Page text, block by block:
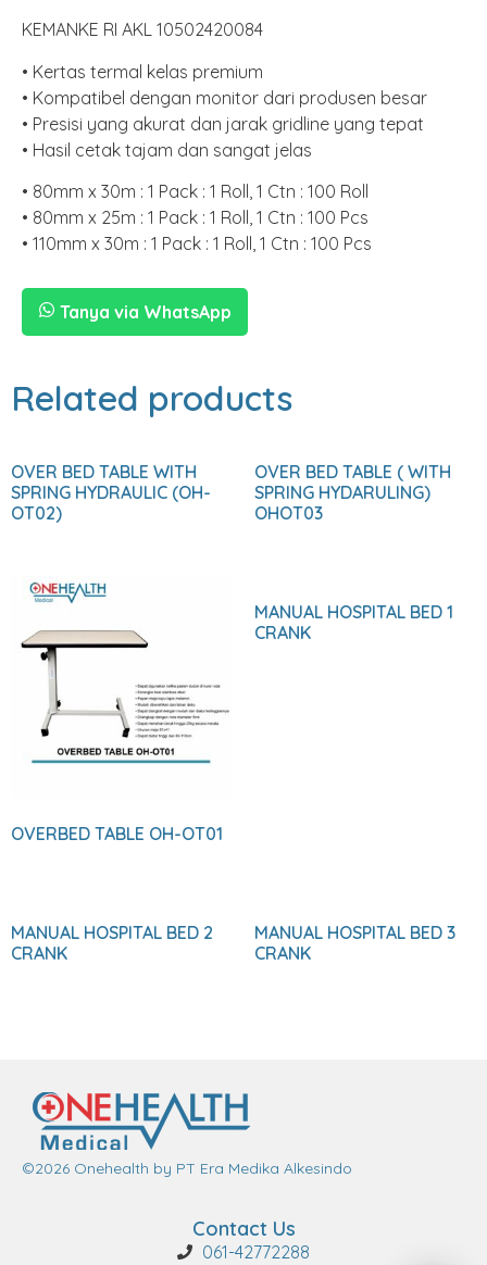
KEMANKE RI AKL 10502420084
• Kertas termal kelas premium
• Kompatibel dengan monitor dari produsen besar
• Presisi yang akurat dan jarak gridline yang tepat
• Hasil cetak tajam dan sangat jelas
• 80mm x 30m : 1 Pack : 1 Roll, 1 Ctn : 100 Roll
• 80mm x 25m : 1 Pack : 1 Roll, 1 Ctn : 100 Pcs
• 110mm x 30m : 1 Pack : 1 Roll, 1 Ctn : 100 Pcs
Tanya via WhatsApp
Related products
OVER BED TABLE WITH
SPRING HYDRAULIC (OH-
OT02)
OVER BED TABLE ( WITH
SPRING HYDARULING)
OHOT03
OVERBED TABLE OH-OT01
MANUAL HOSPITAL BED 1
CRANK
MANUAL HOSPITAL BED 2
CRANK
MANUAL HOSPITAL BED 3
CRANK
©2026 Onehealth by PT Era Medika Alkesindo
Contact Us
061-42772288